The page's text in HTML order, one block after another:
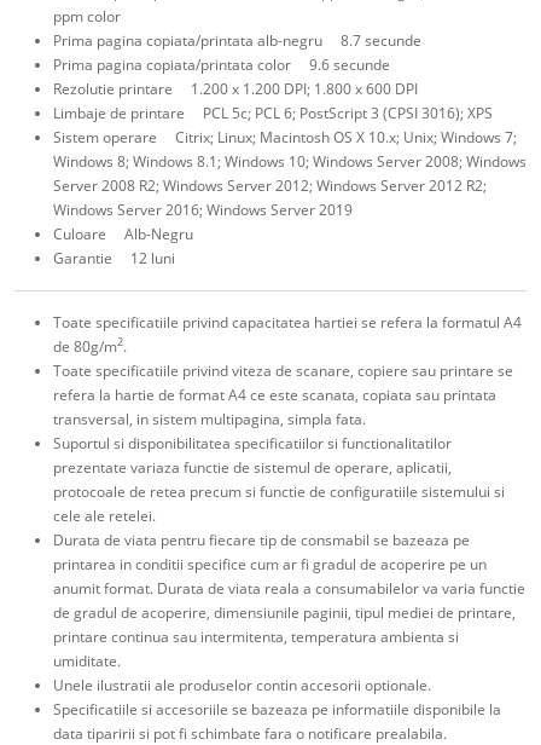
ppm color
Prima pagina copiata/printata alb-negru 8.7 secunde
Prima pagina copiata/printata color 9.6 secunde
Rezolutie printare 1.200 x 1.200 DPI; 1.800 x 600 DPI
Limbaje de printare PCL 5c; PCL 6; PostScript 3 (CPSI 3016); XPS
Sistem operare Citrix; Linux; Macintosh OS X 10.x; Unix; Windows 7;
Windows 8; Windows 8.1; Windows 10; Windows Server 2008; Windows
Server 2008 R2; Windows Server 2012; Windows Server 2012 R2;
Windows Server 2016; Windows Server 2019
Culoare Alb-Negru
Garantie 12 luni
Toate specificatiile privind capacitatea hartiei se refera la formatul A4
de 80g/m2.
Toate specificatiile privind viteza de scanare, copiere sau printare se
refera la hartie de format A4 ce este scanata, copiata sau printata
transversal, in sistem multipagina, simpla fata.
Suportul si disponibilitatea specificatiilor si functionalitatilor
prezentate variaza functie de sistemul de operare, aplicatii,
protocoale de retea precum si functie de configuratiile sistemului si
cele ale retelei.
Durata de viata pentru fiecare tip de consmabil se bazeaza pe
printarea in conditii specifice cum ar fi gradul de acoperire pe un
anumit format. Durata de viata reala a consumabilelor va varia functie
de gradul de acoperire, dimensiunile paginii, tipul mediei de printare,
printare continua sau intermitenta, temperatura ambienta si
umiditate.
Unele ilustratii ale produselor contin accesorii optionale.
Specificatiile si accesoriile se bazeaza pe informatiile disponibile la
data tiparirii si pot fi schimbate fara o notificare prealabila.